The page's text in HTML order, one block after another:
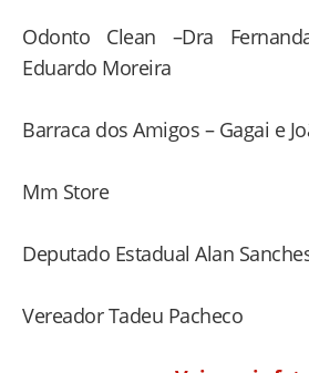
Odonto Clean –Dra
Eduardo Moreira
Barraca dos Amigos – Gagai e
Mm Store
Deputado Estadual Alan
Vereador Tadeu Pacheco